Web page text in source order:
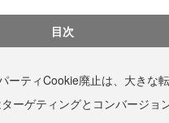
目次
ーティCookie廃止は、大きな
ーゲティングとコンバージョ